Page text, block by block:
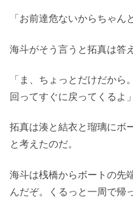
「お前達危ないからちゃん
海斗がそう言うと拓真は答
「ま、ちょっとだけだか
回ってすぐに戻ってくるよ」
拓真は湊と結衣と瑠璃にボ
と考えたのだ。
海斗は桟橋からボートの先
んだぞ。くるっと一周で帰